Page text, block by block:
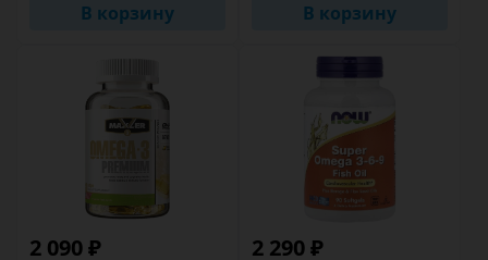
В корзину В корзину
2 090 ₽ 2 290 ₽